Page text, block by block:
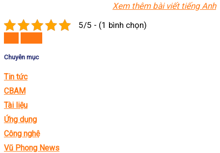
Xem thêm bài viết tiếng Anh
5/5 - (1 bình chọn)
Chuyên mục
Tin tức
CBAM
Tài liệu
Ứng dụng
Công nghệ
Vũ Phong News